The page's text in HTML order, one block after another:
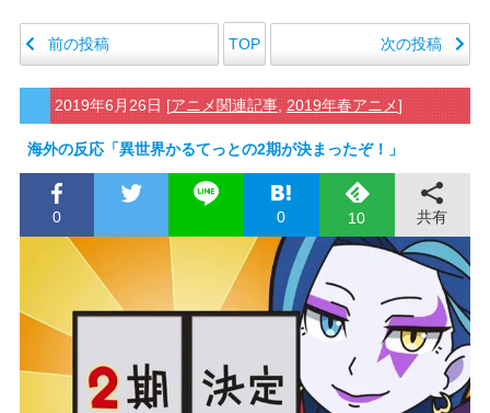
前の投稿 TOP 次の投稿
2019年6月26日 [アニメ関連記事, 2019年春アニメ]
海外の反応「異世界かるてっとの2期が決まったぞ！」
0 0 10 共有